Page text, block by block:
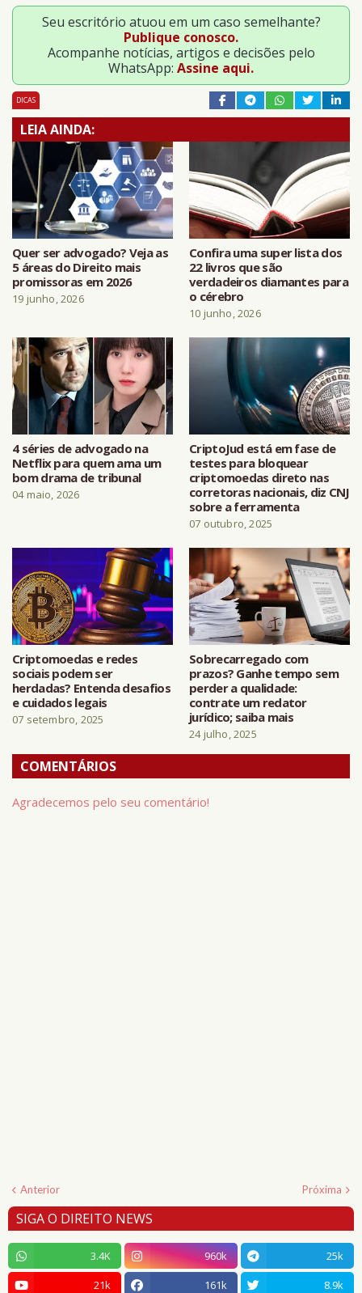
Seu escritório atuou em um caso semelhante?
Publique conosco.
Acompanhe notícias, artigos e decisões pelo
WhatsApp: Assine aqui.
DICAS
LEIA AINDA:
Quer ser advogado? Veja as
5 áreas do Direito mais
promissoras em 2026
19 junho, 2026
Confira uma super lista dos
22 livros que são
verdadeiros diamantes para
o cérebro
10 junho, 2026
4 séries de advogado na
Netflix para quem ama um
bom drama de tribunal
04 maio, 2026
CriptoJud está em fase de
testes para bloquear
criptomoedas direto nas
corretoras nacionais, diz CNJ
sobre a ferramenta
07 outubro, 2025
Criptomoedas e redes
sociais podem ser
herdadas? Entenda desafios
e cuidados legais
07 setembro, 2025
Sobrecarregado com
prazos? Ganhe tempo sem
perder a qualidade:
contrate um redator
jurídico; saiba mais
24 julho, 2025
COMENTÁRIOS
Agradecemos pelo seu comentário!
Anterior Próxima
SIGA O DIREITO NEWS
3.4K 960k
25k
21k
161k 8.9k